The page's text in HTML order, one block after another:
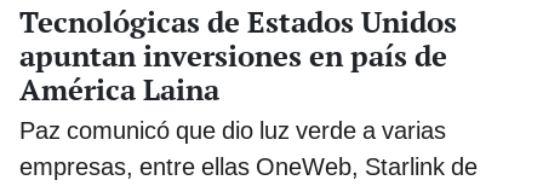
Tecnológicas de Estados Unidos
apuntan inversiones en país de
América Laina
Paz comunicó que dio luz verde a varias
empresas, entre ellas OneWeb, Starlink de